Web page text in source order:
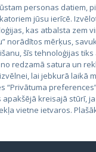
personas datiem,
jūsu ierīcē.
kas atbalsta zem
norādītos mērķus,
šīs tehnoloģijas tiks
redzamā satura un
lai jebkurā laikā
“Privātuma
kreisajā stūrī,
vietne ietvaros.